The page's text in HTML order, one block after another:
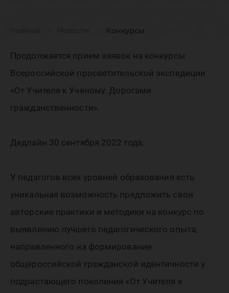
Конкурсы
Продолжается прием заявок на конкурсы
Всероссийской просветительской экспедиции
«От Учителя к Ученому. Дорогами
гражданственности».
Дедлайн 30 сентября 2022 года.
У педагогов всех уровней образования есть
уникальная возможность предложить свои
авторские практики и методики на конкурс по
выявлению лучшего педагогического опыта,
направленного на формирование
общероссийской гражданской идентичности у
подрастающего поколения «От Учителя к